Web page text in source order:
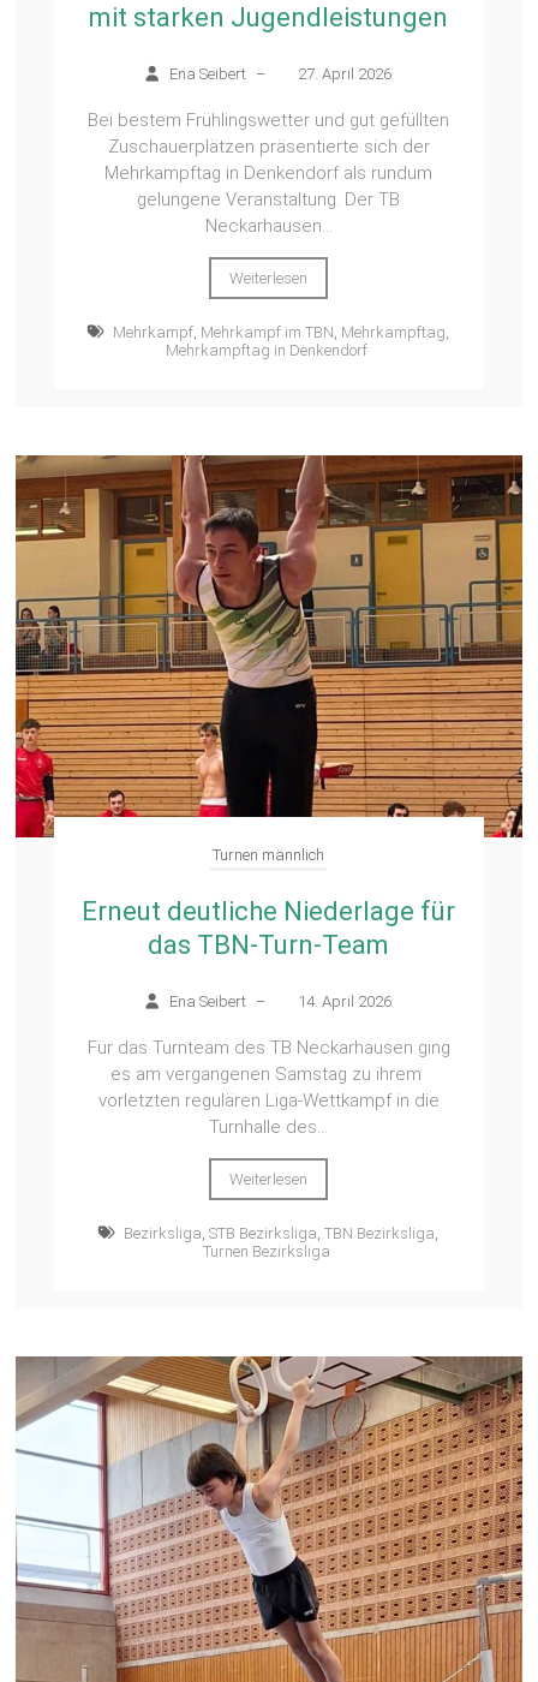
mit starken Jugendleistungen
Ena Seibert – 27. April 2026
Bei bestem Frühlingswetter und gut gefüllten
Zuschauerplätzen präsentierte sich der
Mehrkampftag in Denkendorf als rundum
gelungene Veranstaltung. Der TB
Neckarhausen...
Weiterlesen
Mehrkampf, Mehrkampf im TBN Mehrkampftag
Mehrkampftag in Denkendorf
Turnen männlich
Erneut deutliche Niederlage für
das TBN-Turn-Team
Ena Seibert – 14. April 2026
Für das Turnteam des TB Neckarhausen ging
es am vergangenen Samstag zu ihrem
vorletzten regulären Liga-Wettkampf in die
Turnhalle des...
Weiterlesen
Bezirksliga STB Bezirksliga TBN Bezirksliga
Turnen Bezirksliga